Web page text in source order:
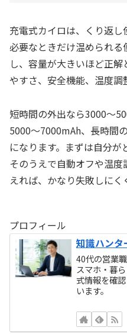
充電式カイロは、くり返し
必要なときだけ温められる
し、容量が大きいほど正
やすさ、安全機能、温度調
短時間の外出なら3000〜
5000〜7000mAh、長時間
になります。まずは自分が
そのうえで自動オフや温
えれば、かなり失敗しにく
プロフィール
知識ハンタ
40代の営業
スマホ・暮
式情報を確
います。